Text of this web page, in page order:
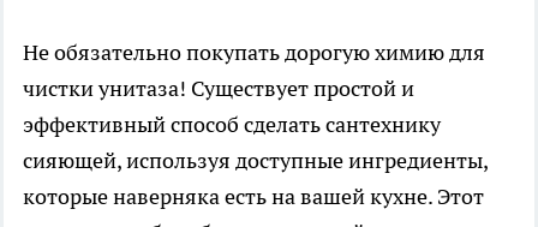
Не обязательно покупать дорогую химию для
чистки унитаза! Существует простой и
эффективный способ сделать сантехнику
сияющей, используя доступные ингредиенты,
которые наверняка есть на вашей кухне. Этот